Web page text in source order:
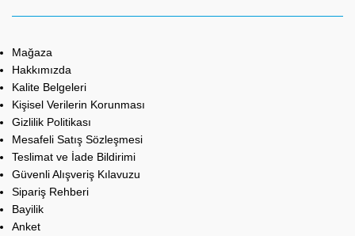
Mağaza
Hakkımızda
Kalite Belgeleri
Kişisel Verilerin Korunması
Gizlilik Politikası
Mesafeli Satış Sözleşmesi
Teslimat ve İade Bildirimi
Güvenli Alışveriş Kılavuzu
Sipariş Rehberi
Bayilik
Anket